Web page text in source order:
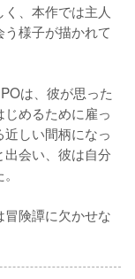
、本作では主人
様子が描かれて
は、彼が思った
めるために雇っ
しい間柄になっ
会い、彼は自分
険譚に欠かせな